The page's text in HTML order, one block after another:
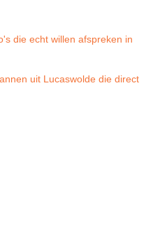
die echt willen afspreken in
uit Lucaswolde die direct